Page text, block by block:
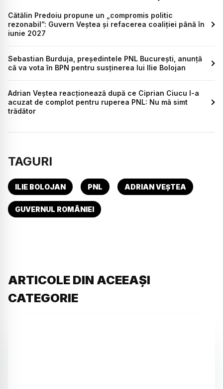
Cătălin Predoiu propune un „compromis politic
rezonabil”: Guvern Veștea și refacerea coaliției până în
iunie 2027
Sebastian Burduja, președintele PNL București, anunță
că va vota în BPN pentru susținerea lui Ilie Bolojan
Adrian Veștea reacționează după ce Ciprian Ciucu l-a
acuzat de complot pentru ruperea PNL: Nu mă simt
trădător
TAGURI
ILIE BOLOJAN PNL ADRIAN VEȘTEA
GUVERNUL ROMÂNIEI
ARTICOLE DIN ACEEAȘI
CATEGORIE